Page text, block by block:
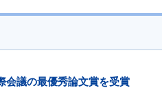
会議の最優秀論文賞を受賞